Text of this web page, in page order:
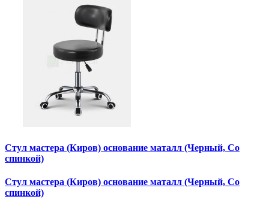
Стул мастера (Киров) основание маталл (Черный, Со
спинкой)
Стул мастера (Киров) основание маталл (Черный, Со
спинкой)